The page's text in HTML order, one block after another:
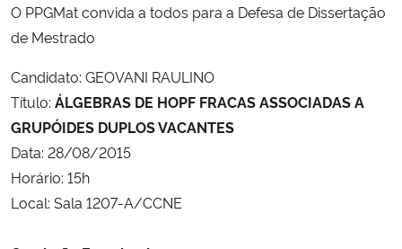
Ministério da Ciência, Tecnologia, Inovações e Comunicações
Ministério do Turismo
Ministério do Desenvolvimento Regional
Controladoria-Geral da União
O PPGMat convida a todos para a Defesa de Dissertação
de Mestrado
Candidato: GEOVANI RAULINO
Título: ÁLGEBRAS DE HOPF FRACAS ASSOCIADAS A
GRUPÓIDES DUPLOS VACANTES
Data: 28/08/2015
Horário: 15h
Local: Sala 1207-A/CCNE